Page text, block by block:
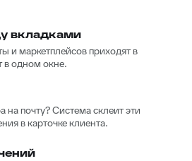
вкладками
и маркетплейсов приходят в
в одном окне.
на почту? Система склеит эти
в карточке клиента.